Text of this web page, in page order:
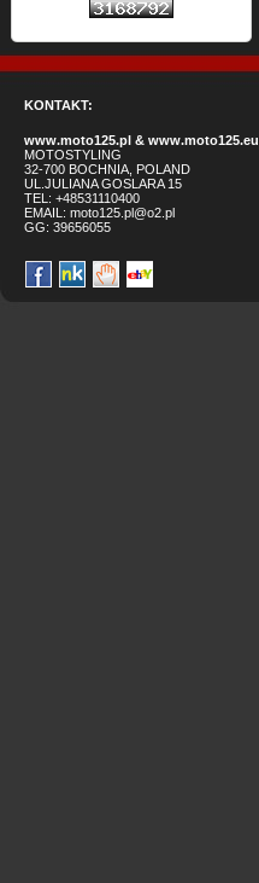
KONTAKT:
www.moto125.pl & www.moto125.eu
MOTOSTYLING
32-700 BOCHNIA, POLAND
UL.JULIANA GOSLARA 15
TEL: +48531110400
EMAIL: moto125.pl@o2.pl
GG: 39656055